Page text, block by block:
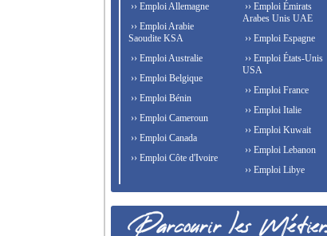
›› Emploi Allemagne
›› Emploi Arabie
Saoudite KSA
›› Emploi Australie
›› Emploi Belgique
›› Emploi Bénin
›› Emploi Cameroun
›› Emploi Canada
›› Emploi Côte d'Ivoire
›› Emploi Émirats
Arabes Unis UAE
›› Emploi Espagne
›› Emploi États-Unis
USA
›› Emploi France
›› Emploi Italie
›› Emploi Kuwait
›› Emploi Lebanon
›› Emploi Libye